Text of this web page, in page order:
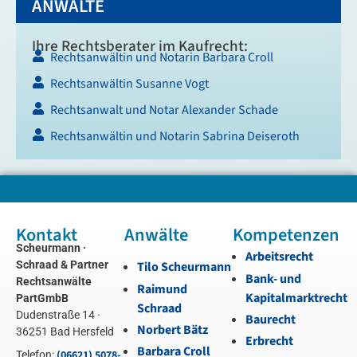
ANWÄLTE
Ihre Rechtsberater im Kaufrecht:
Rechtsanwältin und Notarin Barbara Croll
Rechtsanwältin Susanne Vogt
Rechtsanwalt und Notar Alexander Schade
Rechtsanwältin und Notarin Sabrina Deiseroth
Kontakt
Scheurmann ·
Schraad & Partner
Rechtsanwälte
PartGmbB
Dudenstraße 14 ·
36251 Bad Hersfeld
Anwälte
Tilo Scheurmann
Raimund
Schraad
Norbert Bätz
Barbara Croll
Kompetenzen
Arbeitsrecht
Bank- und
Kapitalmarktrecht
Baurecht
Erbrecht